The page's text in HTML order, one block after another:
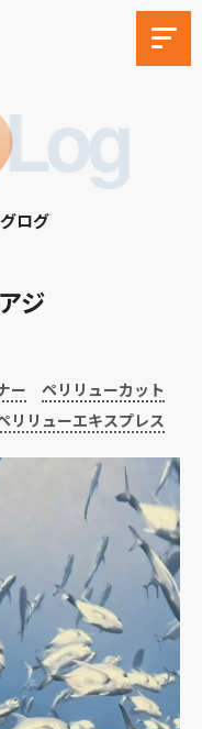
ログ
ジ
ー
ペリリューカット
リリューエキスプレス